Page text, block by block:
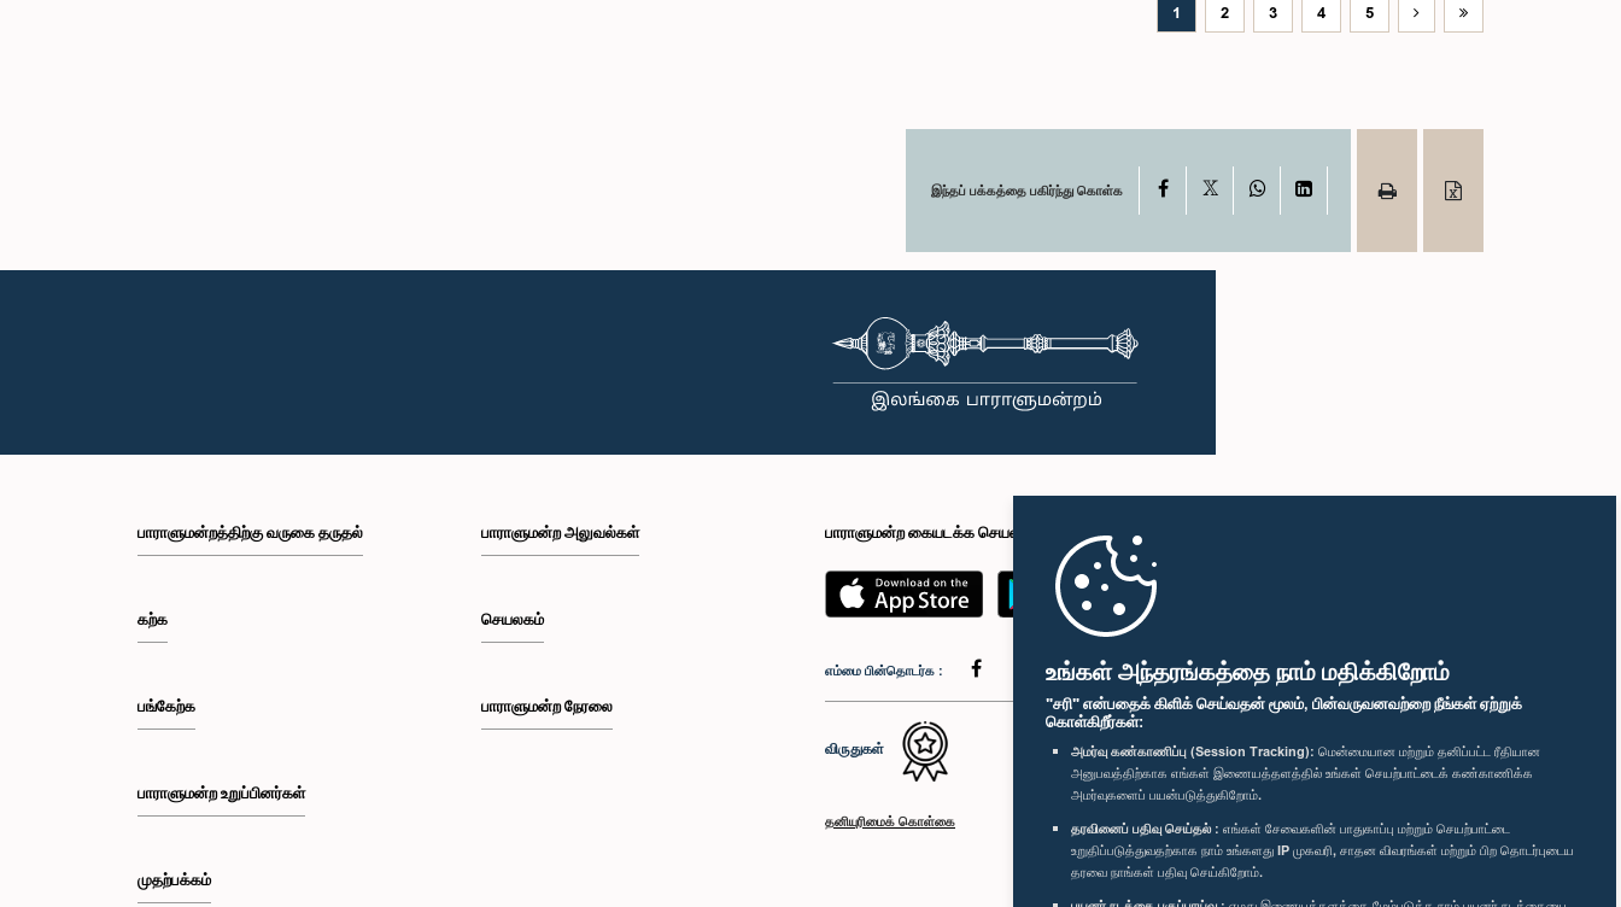
உங்கள் அந்தரங்கத்தை நாம் மதிக்கிறோம்
"சரி" என்பதைக் கிளிக் செய்வதன் மூலம், பின்வருவனவற்றை நீங்கள் ஏற்றுக்
கொள்கிறீர்கள்:
அமர்வு கண்காணிப்பு (Session Tracking): மென்மையான மற்றும் தனிப்பட்ட ரீதியான
அனுபவத்திற்காக எங்கள் இணையத்தளத்தில் உங்கள் செயற்பாட்டைக் கண்காணிக்க
அமர்வுகளைப் பயன்படுத்துகிறோம்.
தரவினைப் பதிவு செய்தல் : எங்கள் சேவைகளின் பாதுகாப்பு மற்றும் செயற்பாட்டை
உறுதிப்படுத்துவதற்காக நாம் உங்களது IP முகவரி, சாதன விவரங்கள் மற்றும் பிற தொடர்புடைய
தரவை நாங்கள் பதிவு செய்கிறோம்.
1 2 3 4 5
இந்தப் பக்கத்தை பகிர்ந்து கொள்க Facebook WhatsAppLinkedIn
பாராளுமன்றத்திற்கு வருகை தருதல்
கற்க
பங்கேற்க
பாராளுமன்ற உறுப்பினர்கள்
முதற்பக்கம்
பாராளுமன்ற அலுவல்கள்
செயலகம்
பாராளுமன்ற நேரலை
பாராளுமன்ற கையடக்க செயலி
எம்மை பின்தொடர்க :
விருதுகள்
தனியுரிமைக் கொள்கை